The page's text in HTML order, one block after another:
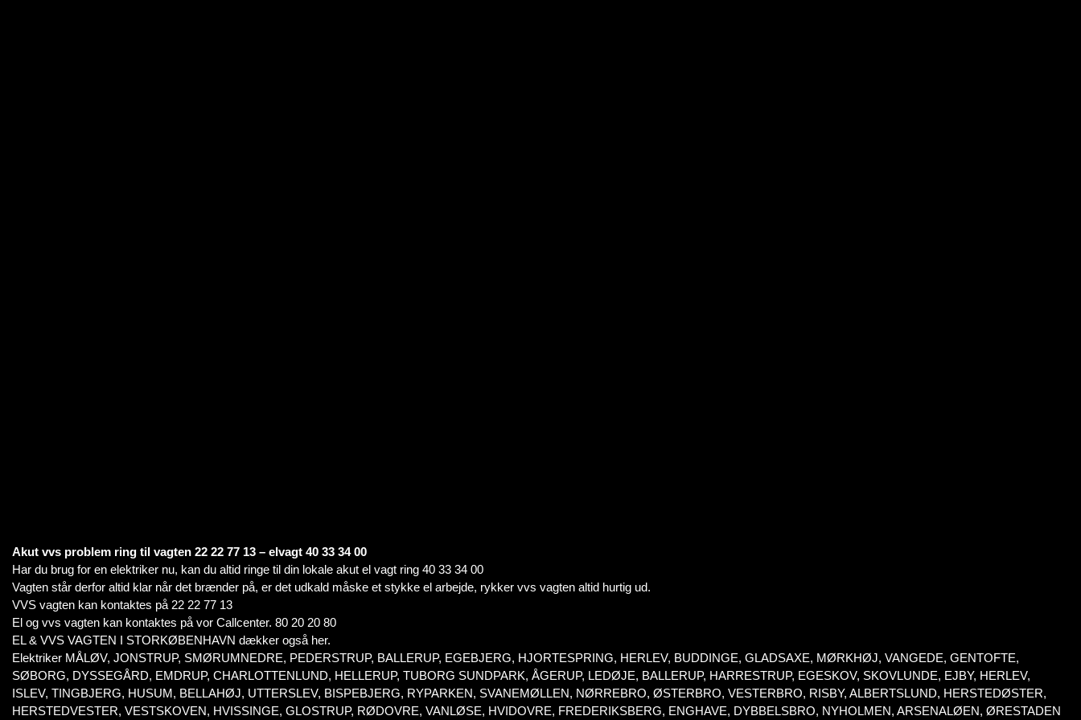
Akut vvs problem ring til vagten 22 22 77 13 – elvagt 40 33 34 00
Har du brug for en elektriker nu, kan du altid ringe til din lokale akut el vagt ring 40 33 34 00
Vagten står derfor altid klar når det brænder på, er det udkald måske et stykke el arbejde, rykker vvs vagten altid hurtig ud.
VVS vagten kan kontaktes på 22 22 77 13
El og vvs vagten kan kontaktes på vor Callcenter. 80 20 20 80
EL & VVS VAGTEN I STORKØBENHAVN dækker også her.
Elektriker MÅLØV, JONSTRUP, SMØRUMNEDRE, PEDERSTRUP, BALLERUP, EGEBJERG, HJORTESPRING, HERLEV, BUDDINGE, GLADSAXE, MØRKHØJ, VANGEDE, GENTOFTE,
SØBORG, DYSSEGÅRD, EMDRUP, CHARLOTTENLUND, HELLERUP, TUBORG SUNDPARK, ÅGERUP, LEDØJE, BALLERUP, HARRESTRUP, EGESKOV, SKOVLUNDE, EJBY, HERLEV,
ISLEV, TINGBJERG, HUSUM, BELLAHØJ, UTTERSLEV, BISPEBJERG, RYPARKEN, SVANEMØLLEN, NØRREBRO, ØSTERBRO, VESTERBRO, RISBY, ALBERTSLUND, HERSTEDØSTER,
HERSTEDVESTER, VESTSKOVEN, HVISSINGE, GLOSTRUP, RØDOVRE, VANLØSE, HVIDOVRE, FREDERIKSBERG, ENGHAVE, DYBBELSBRO, NYHOLMEN, ARSENALØEN, ØRESTADEN